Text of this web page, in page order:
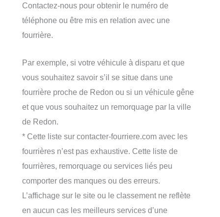
Contactez-nous pour obtenir le numéro de
téléphone ou être mis en relation avec une
fourrière.
Par exemple, si votre véhicule à disparu et que
vous souhaitez savoir s’il se situe dans une
fourrière proche de Redon ou si un véhicule gêne
et que vous souhaitez un remorquage par la ville
de Redon.
* Cette liste sur contacter-fourriere.com avec les
fourrières n’est pas exhaustive. Cette liste de
fourrières, remorquage ou services liés peu
comporter des manques ou des erreurs.
L’affichage sur le site ou le classement ne reflète
en aucun cas les meilleurs services d’une